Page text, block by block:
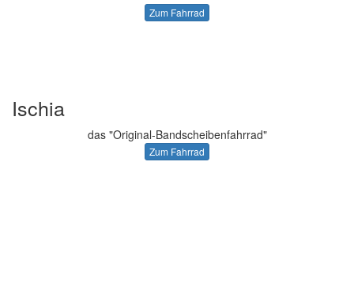
Zum Fahrrad
Ischia
das "Original-Bandscheibenfahrrad"
Zum Fahrrad